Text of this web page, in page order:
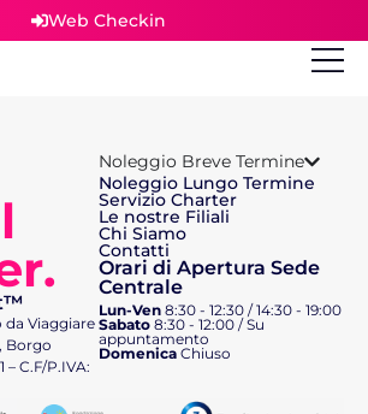
Web Checkin
da Viaggiare
Borgo
– C.F/P.IVA:
Noleggio Breve Termine
Noleggio Lungo Termine
Servizio Charter
Le nostre Filiali
Chi Siamo
Contatti
Orari di Apertura Sede
Centrale
Lun-Ven 8:30 - 12:30 / 14:30 - 19:00
Sabato 8:30 - 12:00 / Su
appuntamento
Domenica Chiuso